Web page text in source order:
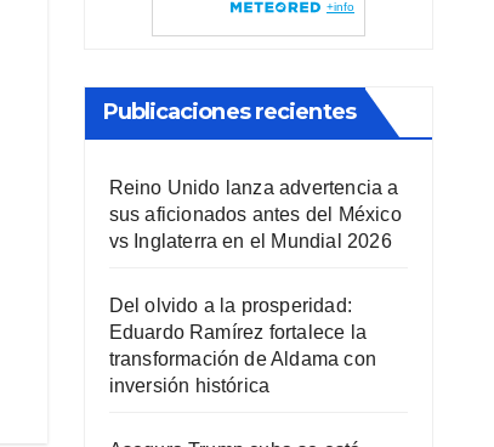
Publicaciones recientes
Reino Unido lanza advertencia a
sus aficionados antes del México
vs Inglaterra en el Mundial 2026
Del olvido a la prosperidad:
Eduardo Ramírez fortalece la
transformación de Aldama con
inversión histórica